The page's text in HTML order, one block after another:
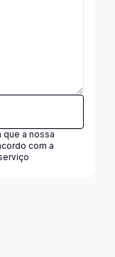
que a nossa
com a